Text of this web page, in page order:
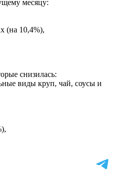
месяцу:
(на 10,4%),
снизилась:
виды круп, чай, соусы и